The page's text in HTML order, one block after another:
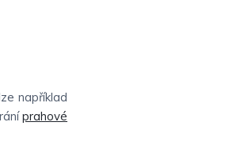
například
prahové